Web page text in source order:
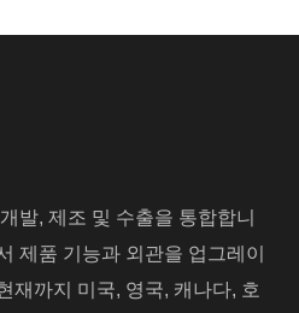
발, 제조 및 수출을 통합합니
제품 기능과 외관을 업그레이
재까지 미국, 영국, 캐나다, 호